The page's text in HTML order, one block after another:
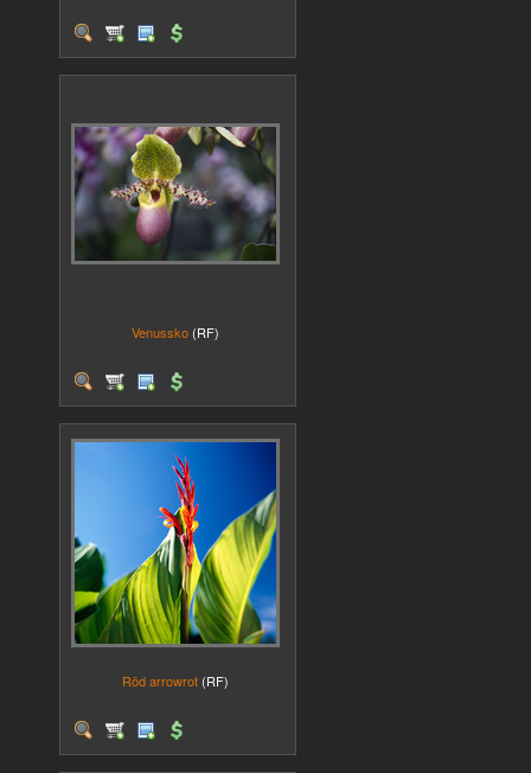
Venussko (RF)
Röd arrowrot (RF)